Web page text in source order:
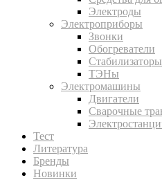
Электроды
Электроприборы
Звонки
Обогреватели
Стабилизаторы
ТЭНы
Электромашины
Двигатели
Сварочные
Тест
Литература
Бренды
Новинки